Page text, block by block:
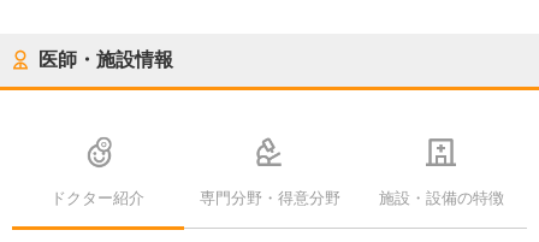
医師・施設情報
ドクター紹介 専門分野・得意分野 施設・設備の特徴